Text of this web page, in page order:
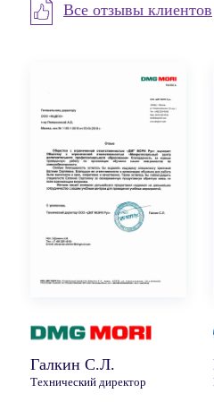
Все отзывы клиентов
Галкин С.Л.
Технический директор